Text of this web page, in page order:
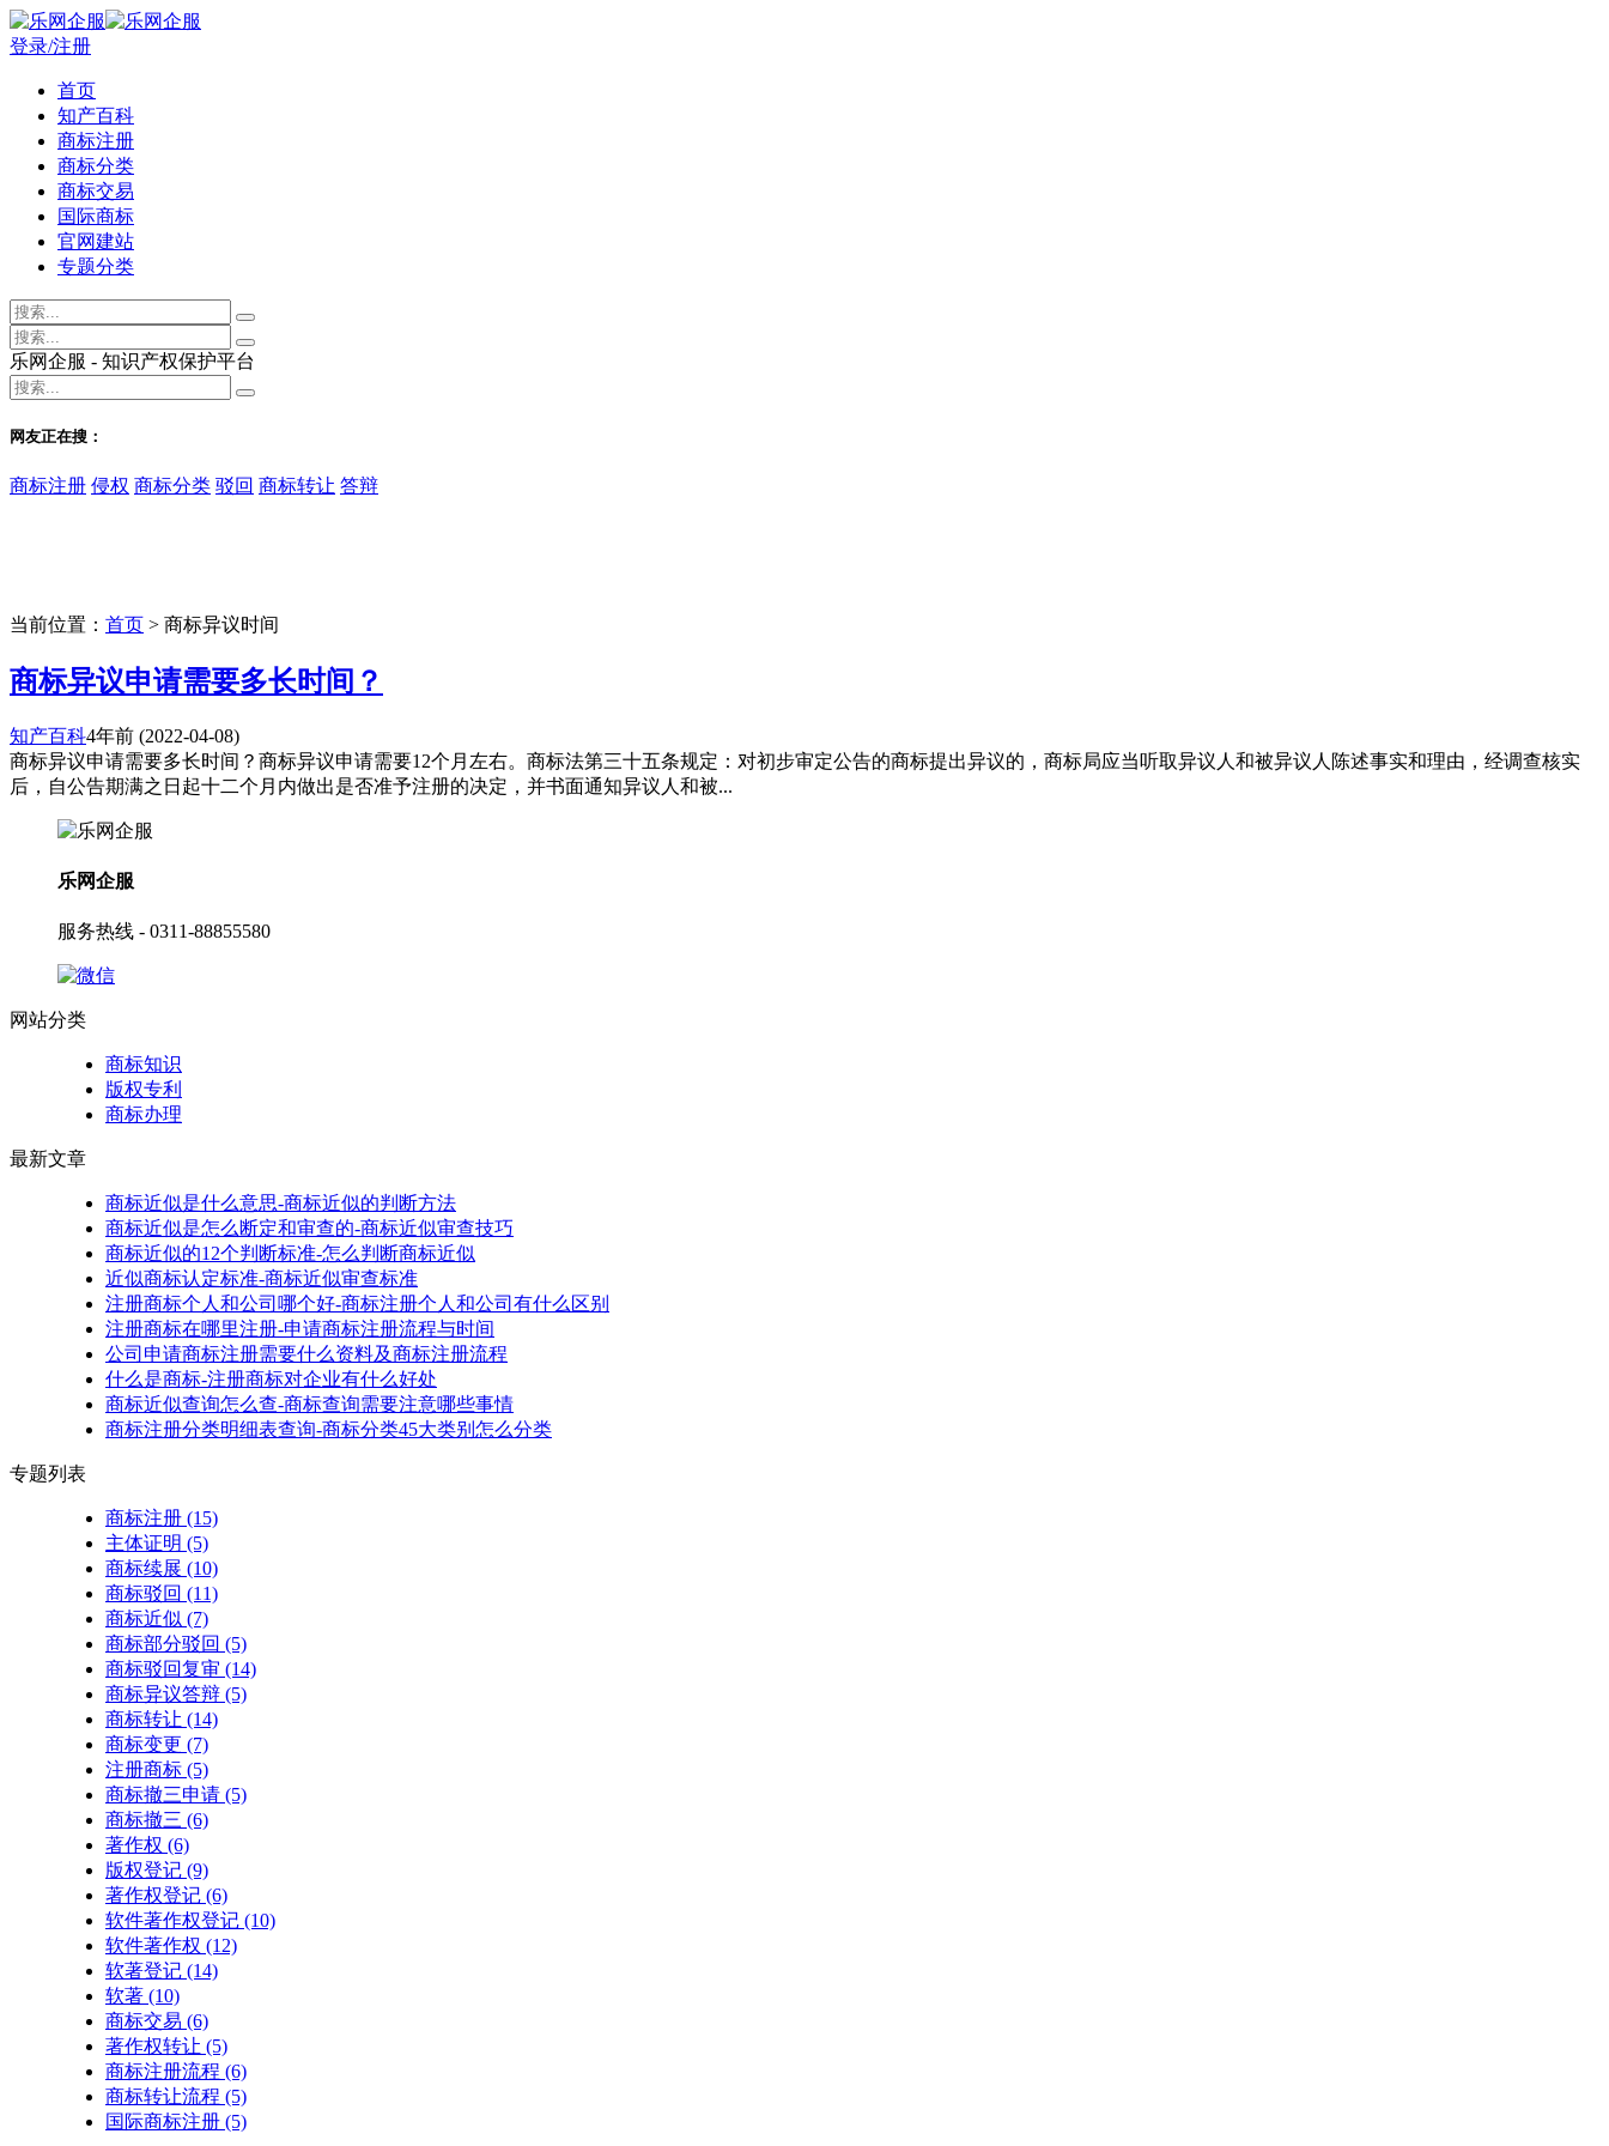
登录/注册
首页
知产百科
商标注册
商标分类
商标交易
国际商标
官网建站
专题分类
乐网企服 - 知识产权保护平台
网友正在搜：
商标注册 侵权 商标分类 驳回 商标转让 答辩
当前位置： 首页 > 商标异议时间
商标异议申请需要多长时间？
知产百科4年前 (2022-04-08)
商标异议申请需要多长时间？商标异议申请需要12个月左右。商标法第三十五条规定：对初步审定公告的商标提出异议的，商标局应当听取异议人和被异议人陈述事实和理由，经调查核实
后，自公告期满之日起十二个月内做出是否准予注册的决定，并书面通知异议人和被...
乐网企服
服务热线 - 0311-88855580
网站分类
商标知识
版权专利
商标办理
最新文章
商标近似是什么意思-商标近似的判断方法
商标近似是怎么断定和审查的-商标近似审查技巧
商标近似的12个判断标准-怎么判断商标近似
近似商标认定标准-商标近似审查标准
注册商标个人和公司哪个好-商标注册个人和公司有什么区别
注册商标在哪里注册-申请商标注册流程与时间
公司申请商标注册需要什么资料及商标注册流程
什么是商标-注册商标对企业有什么好处
商标近似查询怎么查-商标查询需要注意哪些事情
商标注册分类明细表查询-商标分类45大类别怎么分类
专题列表
商标注册 (15)
主体证明 (5)
商标续展 (10)
商标驳回 (11)
商标近似 (7)
商标部分驳回 (5)
商标驳回复审 (14)
商标异议答辩 (5)
商标转让 (14)
商标变更 (7)
注册商标 (5)
商标撤三申请 (5)
商标撤三 (6)
著作权 (6)
版权登记 (9)
著作权登记 (6)
软件著作权登记 (10)
软件著作权 (12)
软著登记 (14)
软著 (10)
商标交易 (6)
著作权转让 (5)
商标注册流程 (6)
商标转让流程 (5)
国际商标注册 (5)